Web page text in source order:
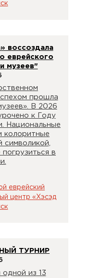
воссоздала
еврейского
музеев"
прошла
В 2026
к Году
Национальные
колоритные
символикой,
в
еврейский
центр «Хэсэд
ТУРНИР
из 13